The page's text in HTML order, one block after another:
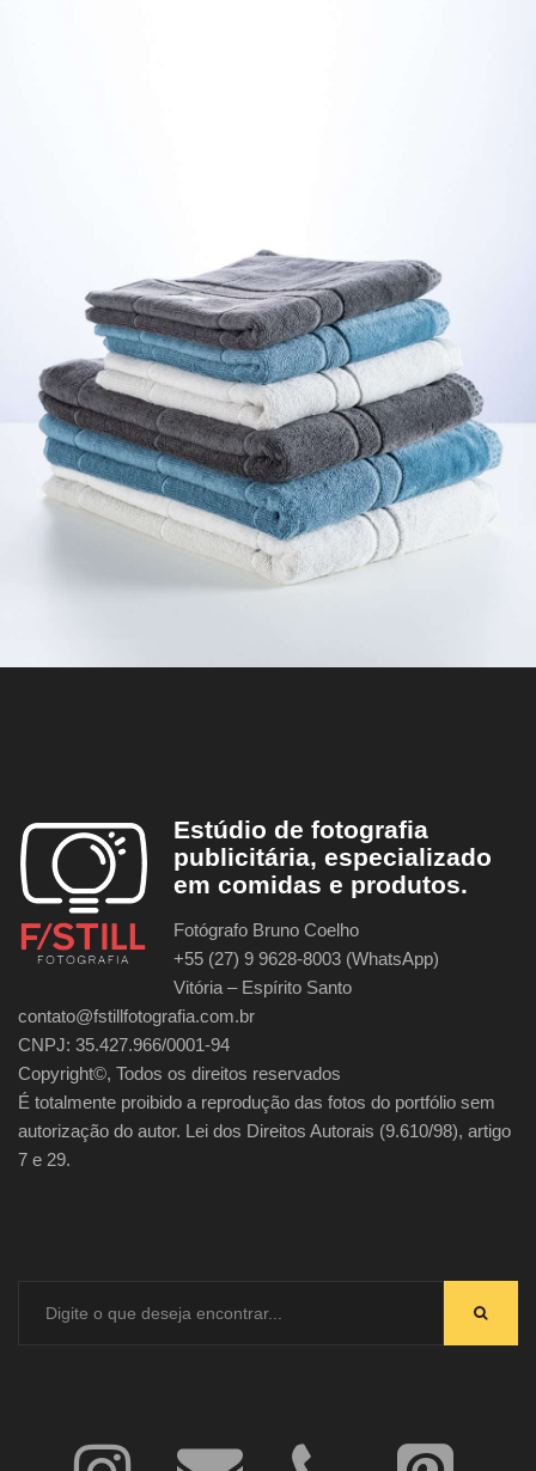
Estúdio de fotografia
publicitária, especializado
em comidas e produtos.
Fotógrafo Bruno Coelho
+55 (27) 9 9628-8003 (WhatsApp)
Vitória – Espírito Santo
contato@fstillfotografia.com.br
CNPJ: 35.427.966/0001-94
Copyright©, Todos os direitos reservados
É totalmente proibido a reprodução das fotos do portfólio sem
autorização do autor. Lei dos Direitos Autorais (9.610/98), artigo
7 e 29.